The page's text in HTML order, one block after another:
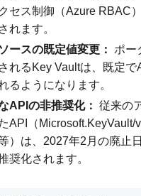
セス制御（Azure RBAC
れます。
ースの既定値変更：
ポー
れるKey Vaultは、既定
るようになります。
APIの非推奨化： 従来の
API（Microsoft.KeyVault/
）は、2027年2月の廃止
奨化されます。